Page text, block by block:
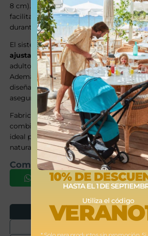
8 cm). Asimismo, incorpora 4 ruedas
facilitan el desplazamiento y garantizan
durante su uso.
El sistema de sujeción se realiza
ajustables, compatibles con cualquier
adulto, como canapé, tapiflex o camas
Además, incluye unpuente o
diseñado para cubrir el hueco entre
asegurar continuidad y confort durante
Fabricada enmadera de haya y chapa
combina resistencia, durabilidad y un
ideal para hogares que buscan
natural.
Comparte este producto
Opiniones
10% DE
HASTA EL 1 DE
Utiliza el código